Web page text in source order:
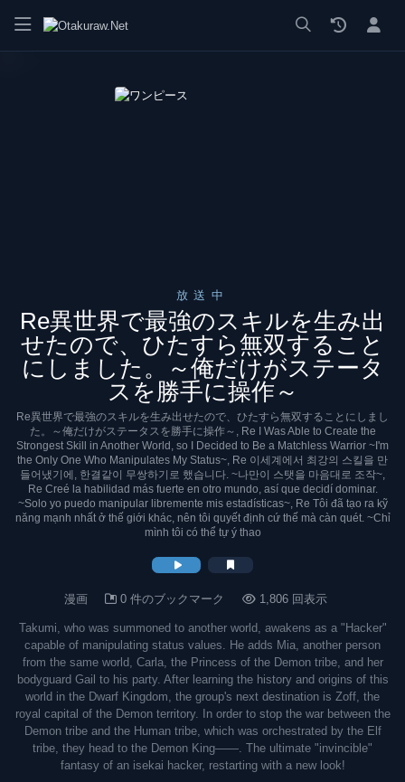
放送中
Re異世界で最強のスキルを生み出
せたので、ひたすら無双すること
にしました。～俺だけがステータ
スを勝手に操作～
Re異世界で最強のスキルを生み出せたので、ひたすら無双することにしまし
た。～俺だけがステータスを勝手に操作～, Re I Was Able to Create the
Strongest Skill in Another World, so I Decided to Be a Matchless Warrior ~I'm
the Only One Who Manipulates My Status~, Re 이세계에서 최강의 스킬을 만
들어냈기에, 한결같이 무쌍하기로 했습니다. ~나만이 스탯을 마음대로 조작~,
Re Creé la habilidad más fuerte en otro mundo, así que decidí dominar.
~Solo yo puedo manipular libremente mis estadísticas~, Re Tôi đã tạo ra kỹ
năng mạnh nhất ở thế giới khác, nên tôi quyết định cứ thế mà càn quét. ~Chỉ
mình tôi có thể tự ý thao
漫画 0 件のブックマーク 1,806 回表示
Takumi, who was summoned to another world, awakens as a "Hacker"
capable of manipulating status values. He adds Mia, another person
from the same world, Carla, the Princess of the Demon tribe, and her
bodyguard Gail to his party. After learning the history and origins of this
world in the Dwarf Kingdom, the group's next destination is Zoff, the
royal capital of the Demon territory. In order to stop the war between the
Demon tribe and the Human tribe, which was orchestrated by the Elf
tribe, they head to the Demon King――. The ultimate "invincible"
fantasy of an isekai hacker, restarting with a new look!